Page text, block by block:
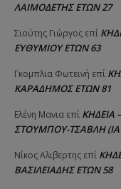
ΛΑΙΜΟΔΕΤΗΣ ΕΤΩΝ 27
Σιούτης Γιώργος επί
ΕΥΘΥΜΙΟΥ ΕΤΩΝ 63
Γκομπλια Φωτεινή επί
ΚΑΡΑΔΗΜΟΣ ΕΤΩΝ 81
Ελένη Μανια επί ΚΗΔΕΙΑ
ΣΤΟΥΜΠΟΥ-ΤΣΑΒΛΗ
Νίκος Αλιβερτης επί
ΒΑΣΙΛΕΙΑΔΗΣ ΕΤΩΝ 58